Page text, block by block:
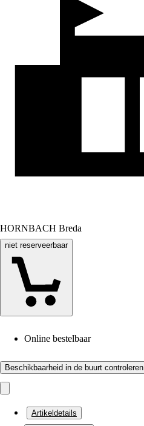
HORNBACH Breda
niet reserveerbaar
Online bestelbaar
Beschikbaarheid in de buurt controleren
Artikeldetails